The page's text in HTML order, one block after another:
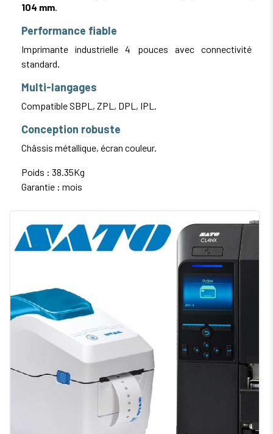
104 mm
Performance fiable
Imprimante industrielle 4 pouces avec connectivité
standard.
Multi-langages
Compatible SBPL, ZPL, DPL, IPL.
Conception robuste
Châssis métallique, écran couleur.
Poids : 38.35Kg
Garantie : mois